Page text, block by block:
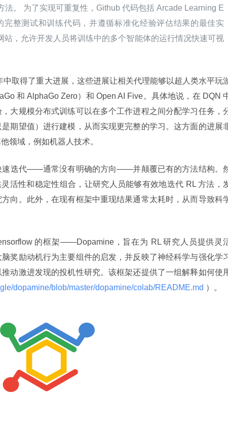
法。 为了实现可重复性，Github 代码包括 Arcade Learning E
完整测试和训练代码，并遵循标准化经验评估结果的最佳实
站，允许开发人员将训练中的多个智能体的运行情况快速可视
取得了重大进展，这些进展让相关代理能够以超人类水平玩
和 AlphaGo Zero）和 Open AI Five。具体地说，在 DQN
大规模分布式训练可以在多个工作进程之间分配学习任务，
期望值）进行建模，从而实现更完整的学习。这方面的进展
领域，例如机器人技术。
速迭代——通常没有明确的方向——并颠覆已有的方法结构。
活性和稳定性组合，让研究人员能够有效地迭代 RL 方法，
向。此外，在现有框架中重现结果通常太耗时，从而导致科
的框架——Dopamine，旨在为 RL 研究人员提供灵
奖励动机行为主要组件的启发，并反映了神经科学与强化学
动激进发现的投机性研究。该框架还提供了一组解释如何使
dopamine/blob/master/dopamine/colab/README.md ）。